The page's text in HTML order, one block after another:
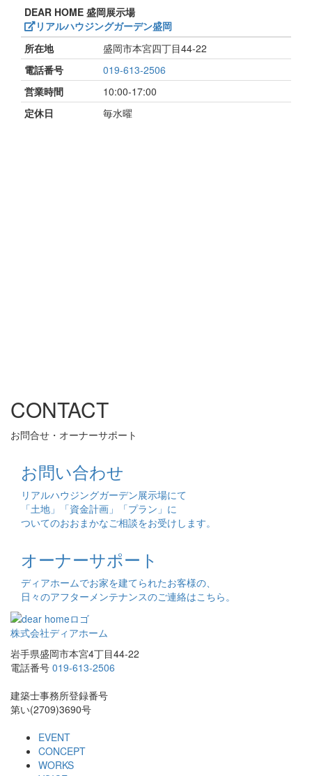
DEAR HOME 盛岡展示場
リアルハウジングガーデン盛岡
所在地
盛岡市本宮四丁目44-22
電話番号
019-613-2506
営業時間
10:00-17:00
定休日
毎水曜
CONTACT
お問合せ・オーナーサポート
お問い合わせ
リアルハウジングガーデン展示場にて
「土地」「資金計画」「プラン」に
ついてのおおまかなご相談をお受けします。
オーナーサポート
ディアホームでお家を建てられたお客様の、
日々のアフターメンテナンスのご連絡はこちら。
株式会社ディアホーム
岩手県盛岡市本宮4丁目44-22
電話番号 019-613-2506
建築士事務所登録番号
第い(2709)3690号
EVENT
CONCEPT
WORKS